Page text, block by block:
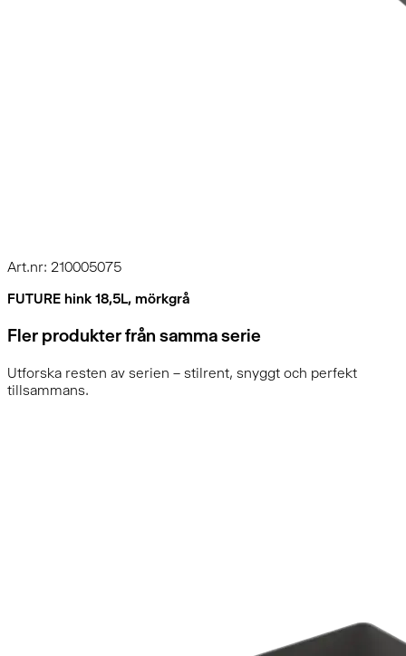
Art.nr: 210005075
FUTURE hink 18,5L, mörkgrå
Fler produkter från samma serie
Utforska resten av serien – stilrent, snyggt och perfekt
tillsammans.